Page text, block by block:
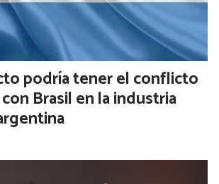
podría tener el conflicto
Brasil en la industria